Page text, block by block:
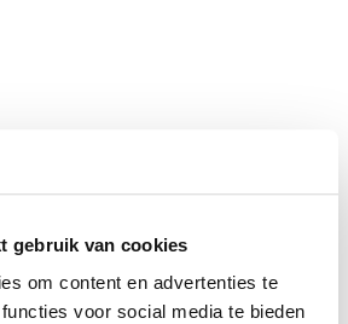
gebruik van cookies
om content en advertenties te
voor social media te bieden
collectie van Eurogros is er voor ieder
formaten mogelijk in verschillende